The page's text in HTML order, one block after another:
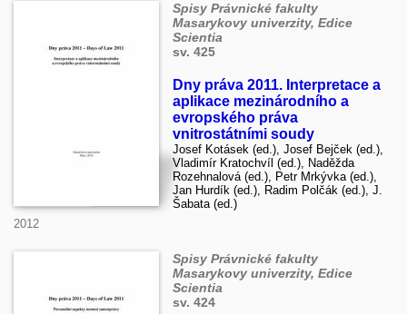
Spisy Právnické fakulty
Masarykovy univerzity, Edice
Scientia
sv. 425
Dny práva 2011. Interpretace a
aplikace mezinárodního a
evropského práva
vnitrostátními soudy
Josef Kotásek (ed.), Josef Bejček (ed.),
Vladimír Kratochvíl (ed.), Naděžda
Rozehnalová (ed.), Petr Mrkývka (ed.),
Jan Hurdík (ed.), Radim Polčák (ed.), J.
Šabata (ed.)
2012
Spisy Právnické fakulty
Masarykovy univerzity, Edice
Scientia
sv. 424